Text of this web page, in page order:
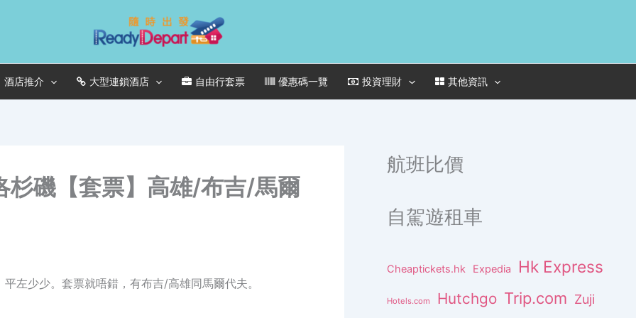
酒店推介 大型連鎖酒店 自由行套票 優惠碼一覽 投資理財 其他資訊
磯【套票】高雄/布吉/馬爾
左少少。套票就唔錯，有布吉/高雄同馬爾代夫。
航班比價
自駕遊租車
Cheaptickets.hk Expedia Hk Express
Hotels.com Hutchgo Trip.com Zuji